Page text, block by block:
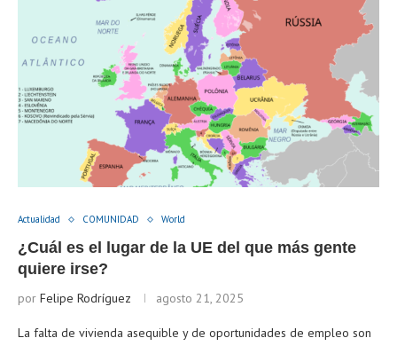
Actualidad COMUNIDAD World
¿Cuál es el lugar de la UE del que más gente
quiere irse?
por Felipe Rodríguez agosto 21, 2025
La falta de vivienda asequible y de oportunidades de empleo son